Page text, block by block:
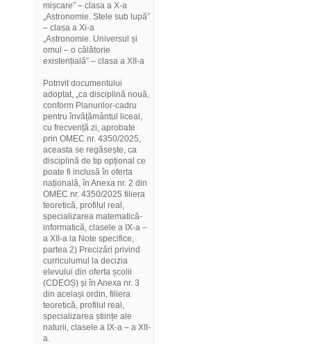
mișcare” – clasa a X-a
„Astronomie. Stele sub lupă”
– clasa a Xi-a
„Astronomie. Universul și
omul – o călătorie
existențială” – clasa a XII-a
Potrivit documentului
adoptat, „ca disciplină nouă,
conform Planurilor-cadru
pentru învățământul liceal,
cu frecvență zi, aprobate
prin OMEC nr. 4350/2025,
aceasta se regăsește, ca
disciplină de tip opțional ce
poate fi inclusă în oferta
națională, în Anexa nr. 2 din
OMEC nr. 4350/2025 filiera
teoretică, profilul real,
specializarea matematică-
informatică, clasele a IX-a –
a XII-a la Note specifice,
partea 2) Precizări privind
curriculumul la decizia
elevului din oferta școlii
(CDEOȘ) și în Anexa nr. 3
din același ordin, filiera
teoretică, profilul real,
specializarea științe ale
naturii, clasele a IX-a – a XII-
a.